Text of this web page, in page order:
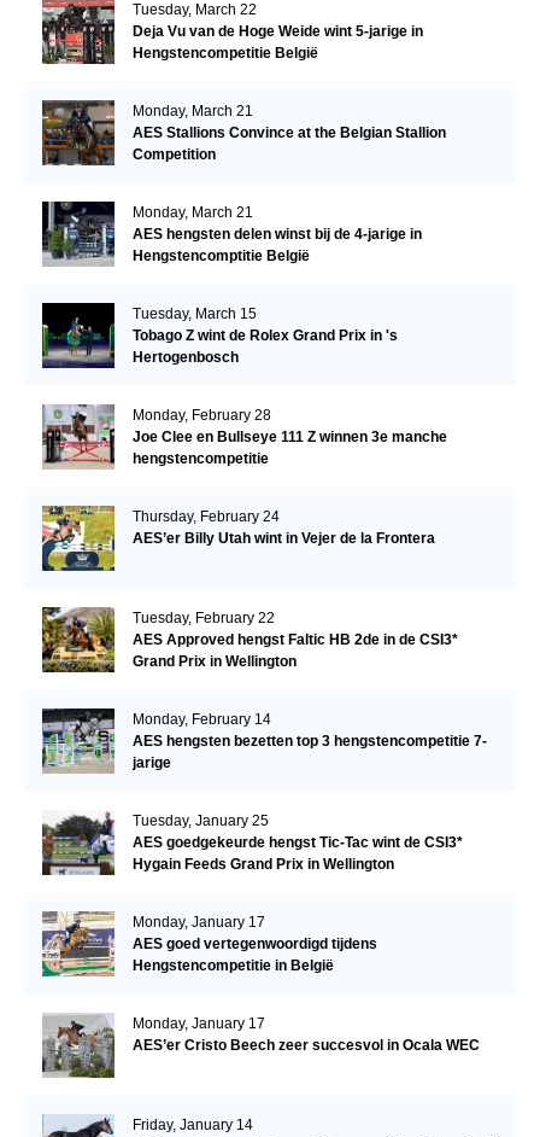
Tuesday, March 22
Deja Vu van de Hoge Weide wint 5-jarige in
Hengstencompetitie België
Monday, March 21
AES Stallions Convince at the Belgian Stallion
Competition
Monday, March 21
AES hengsten delen winst bij de 4-jarige in
Hengstencomptitie België
Tuesday, March 15
Tobago Z wint de Rolex Grand Prix in 's
Hertogenbosch
Monday, February 28
Joe Clee en Bullseye 111 Z winnen 3e manche
hengstencompetitie
Thursday, February 24
AES’er Billy Utah wint in Vejer de la Frontera
Tuesday, February 22
AES Approved hengst Faltic HB 2de in de CSI3*
Grand Prix in Wellington
Monday, February 14
AES hengsten bezetten top 3 hengstencompetitie 7-
jarige
Tuesday, January 25
AES goedgekeurde hengst Tic-Tac wint de CSI3*
Hygain Feeds Grand Prix in Wellington
Monday, January 17
AES goed vertegenwoordigd tijdens
Hengstencompetitie in België
Monday, January 17
AES’er Cristo Beech zeer succesvol in Ocala WEC
Friday, January 14